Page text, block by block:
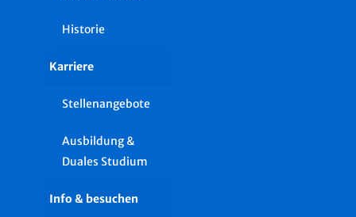
Historie
Karriere
Stellenangebote
Ausbildung &
Duales Studium
Info & besuchen